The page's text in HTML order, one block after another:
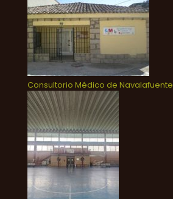
Consultorio Médico de Navalafuente